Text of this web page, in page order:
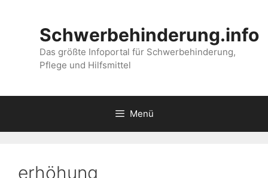
springenSchwerbehinderung.info
Das größte Infoportal für Schwerbehinderung,
Pflege und Hilfsmittel
Menü
erhöhung